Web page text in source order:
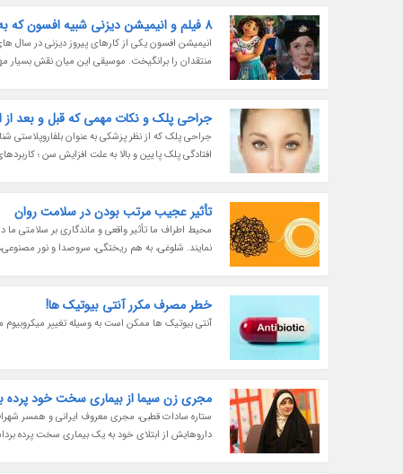
8 فیلم و انیمیشن دیزنی شبیه افسون که به شخصیت شرور نیاز نداشتند
انیمیشن افسون یکی از کارهای پیروز دیزنی در سال
منتقدان را برانگیخت. موسیقی این میان نقش بسیار
جراحی پلک و نکات مهمی که قبل و بعد از
جراحی پلک که از نظر پزشکی به عنوان بلفاروپلاستی
افتادگی پلک پایین و بالا به علت افزایش سن ؛
تأثیر عجیب مرتب بودن در سلامت روان
محیط اطراف ما تأثیر واقعی و ماندگاری بر سلامتی
نمایند. شلوغی، به هم ریختگی، سروصدا و نور
خطر مصرف مکرر آنتی بیوتیک ها!
آنتی بیوتیک ها ممکن است به وسیله تغییر میکروبیوم
مجری زن سیما از بیماری سخت خود پرده
ستاره سادات قطبی، مجری معروف ایرانی و همسر
داروهایش از ابتلای خود به یک بیماری سخت پرده